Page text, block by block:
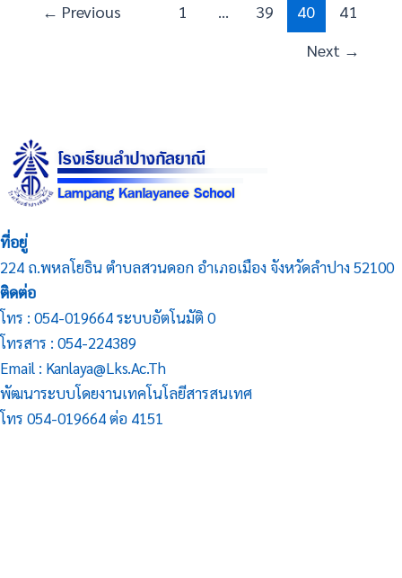
← Previous 1 … 39 40
41
Next →
ที่อยู่
224 ถ.พหลโยธิน ตำบลสวนดอก อำเภอเมือง จังหวัดลำปาง 52100
ติดต่อ
โทร : 054-019664 ระบบอัตโนมัติ 0
โทรสาร : 054-224389
Email : Kanlaya@lks.ac.th
พัฒนาระบบโดยงานเทคโนโลยีสารสนเทศ
โทร 054-019664 ต่อ 4151